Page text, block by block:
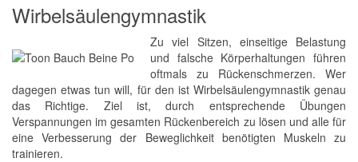
Wirbelsäulengymnastik
Zu viel Sitzen, einseitige Belastung
und falsche Körperhaltungen führen
oftmals zu Rückenschmerzen. Wer
dagegen etwas tun will, für den ist Wirbelsäulengymnastik genau
das Richtige. Ziel ist, durch entsprechende Übungen
Verspannungen im gesamten Rückenbereich zu lösen und alle für
eine Verbesserung der Beweglichkeit benötigten Muskeln zu
trainieren.